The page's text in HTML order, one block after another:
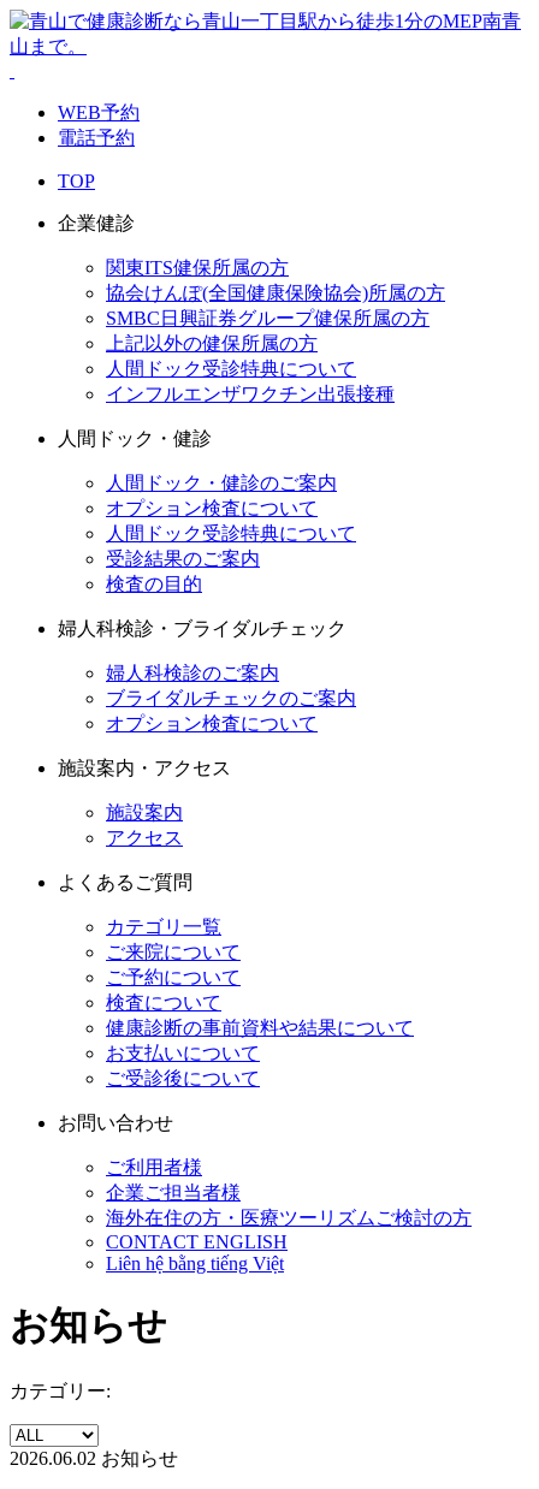
WEB予約
電話予約
TOP
企業健診
関東ITS健保所属の方
協会けんぽ(全国健康保険協会)所属の方
SMBC日興証券グループ健保所属の方
上記以外の健保所属の方
人間ドック受診特典について
インフルエンザワクチン出張接種
人間ドック・健診
人間ドック・健診のご案内
オプション検査について
人間ドック受診特典について
受診結果のご案内
検査の目的
婦人科検診・ブライダルチェック
婦人科検診のご案内
ブライダルチェックのご案内
オプション検査について
施設案内・アクセス
施設案内
アクセス
よくあるご質問
カテゴリ一覧
ご来院について
ご予約について
検査について
健康診断の事前資料や結果について
お支払いについて
ご受診後について
お問い合わせ
ご利用者様
企業ご担当者様
海外在住の方・医療ツーリズムご検討の方
CONTACT ENGLISH
Liên hệ bằng tiếng Việt
お知らせ
カテゴリー:
2026.06.02 お知らせ